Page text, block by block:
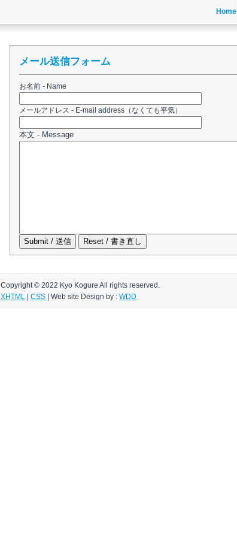
Home
メール送信フォーム
お名前 - Name
メールアドレス - E-mail address（なくても平気）
本文 - Message
Copyright © 2022 Kyo Kogure All rights reserved.
XHTML
CSS Web site Design by : WDD